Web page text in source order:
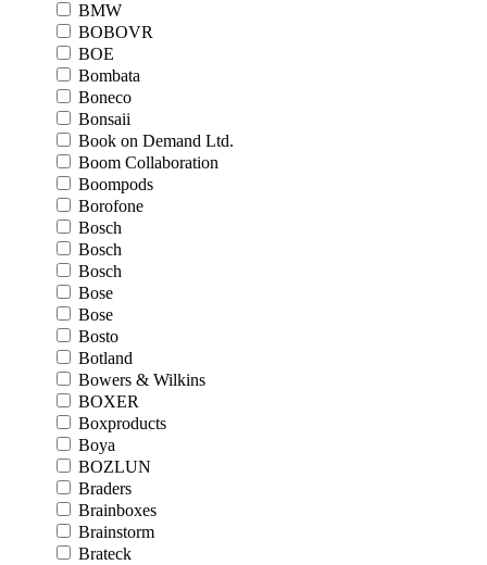
BMW
BOBOVR
BOE
Bombata
Boneco
Bonsaii
Book on Demand Ltd.
Boom Collaboration
Boompods
Borofone
Bosch
Bosch
Bosch
Bose
Bose
Bosto
Botland
Bowers & Wilkins
BOXER
Boxproducts
Boya
BOZLUN
Braders
Brainboxes
Brainstorm
Brateck